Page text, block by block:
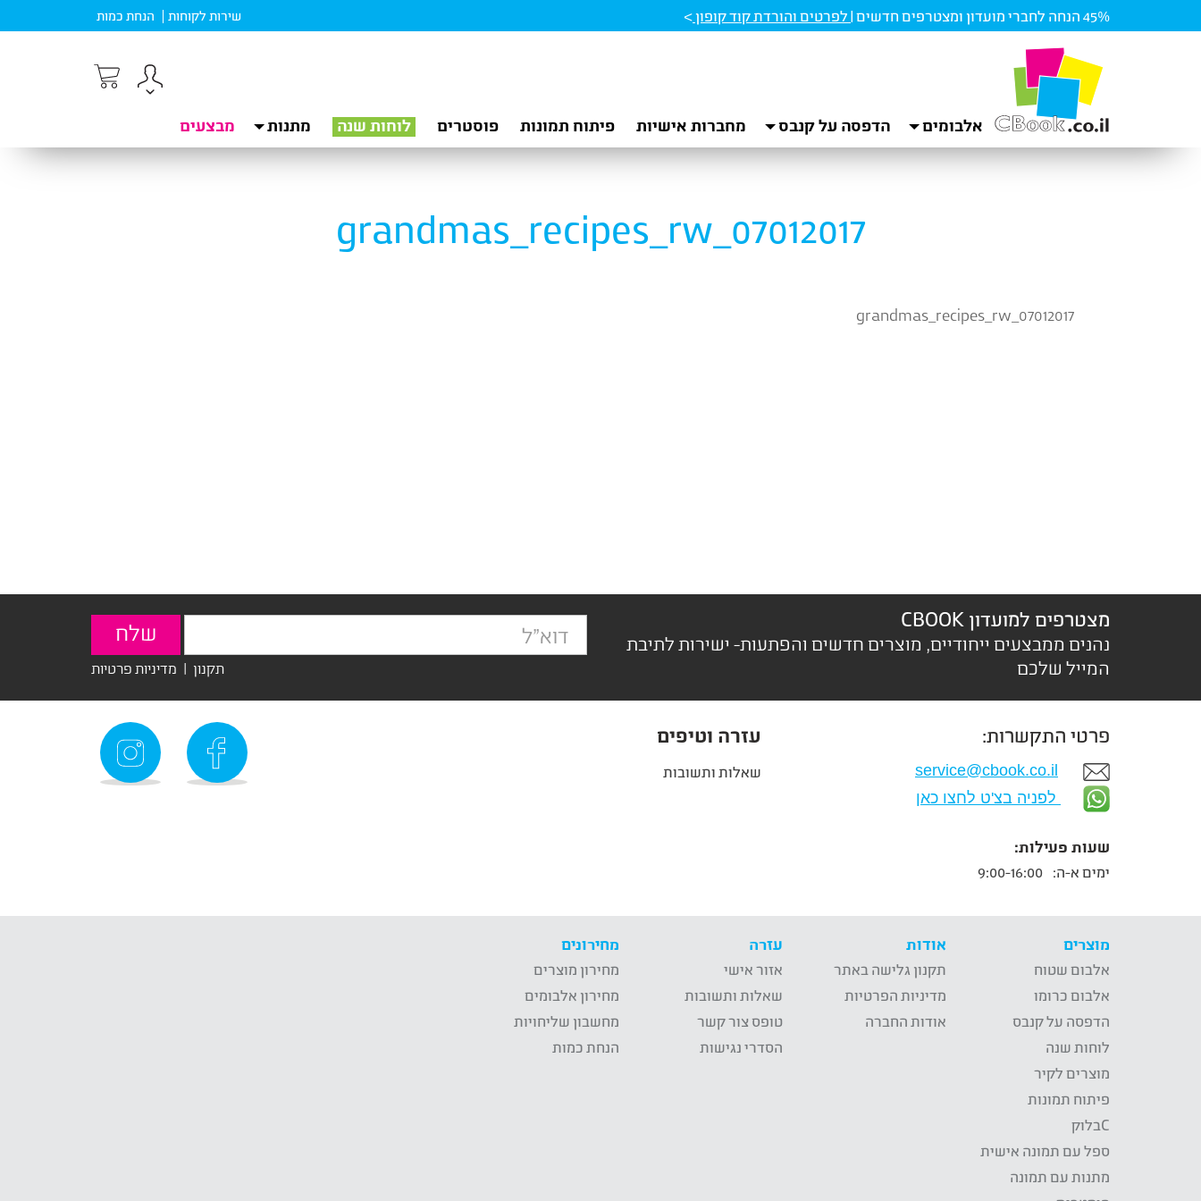
45% הנחה לחברי מועדון ומצטרפים חדשים | לפרטים והורדת קוד קופון> שירות לקוחות הנחת כמות
אלבומים הדפסה על קנבס מחברות אישיות פיתוח תמונות פוסטרים לוחות שנה מתנות מבצעים
grandmas_recipes_rw_07012017
grandmas_recipes_rw_07012017
מצטרפים למועדון CBOOK
נהנים ממבצעים ייחודיים, מוצרים חדשים והפתעות- ישירות לתיבת
המייל שלכם
תקנון | מדיניות פרטיות
פרטי התקשרות:
service@cbook.co.il
לפניה בצ'ט לחצו כאן
שעות פעילות:
ימים א-ה:
עזרה וטיפים
שאלות ותשובות
מוצרים
אלבום שטוח
אלבום כרומו
הדפסה על קנבס
לוחות שנה
מוצרים לקיר
פיתוח תמונות
Cבלוק
ספל עם תמונה אישית
מתנות עם תמונה
אודות
תקנון גלישה באתר
מדיניות הפרטיות
אודות החברה
עזרה
אזור אישי
שאלות ותשובות
טופס צור קשר
הסדרי נגישות
מחירונים
מחירון מוצרים
מחירון אלבומים
מחשבון שליחויות
הנחת כמות